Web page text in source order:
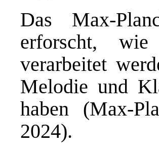
Das Max-
erforscht,
verarbeitet
Melodie und
haben (Max-
2024).